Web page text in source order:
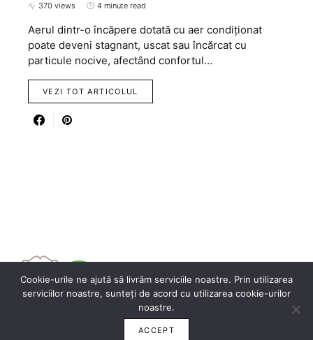
370 views 4 minute read
Aerul dintr-o încăpere dotată cu aer condiționat
poate deveni stagnant, uscat sau încărcat cu
particule nocive, afectând confortul…
VEZI TOT ARTICOLUL
Cookie-urile ne ajută să livrăm serviciile noastre. Prin utilizarea
serviciilor noastre, sunteți de acord cu utilizarea cookie-urilor
noastre.
ACCEPT